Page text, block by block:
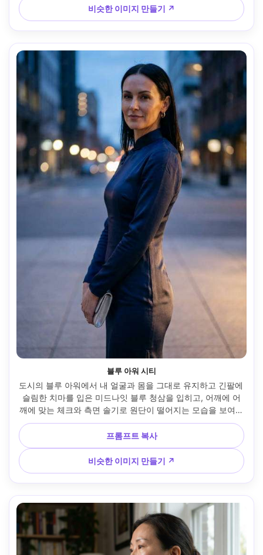
비슷한 이미지 만들기 ↗
블루 아워 시티
도시의 블루 아워에서 내 얼굴과 몸을 그대로 유지하고 긴팔에
슬림한 치마를 입은 미드나잇 블루 청삼을 입히고, 어깨에 어
깨에 맞는 체크와 측면 솔기로 원단이 떨어지는 모습을 보여주
세요. 실버 클러치와 가로등과 보케, 50mm 렌즈, 3/4 프레임,
시네마틱 등급, 사실적인 질감 --ar 4:5
프롬프트 복사
비슷한 이미지 만들기 ↗